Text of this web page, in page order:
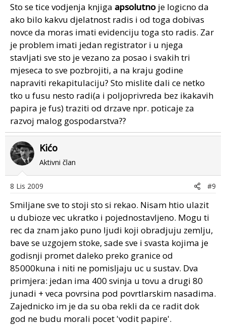
Sto se tice vodjenja knjiga apsolutno je logicno da
ako bilo kakvu djelatnost radis i od toga dobivas
novce da moras imati evidenciju toga sto radis. Zar
je problem imati jedan registrator i u njega
stavljati sve sto je vezano za posao i svakih tri
mjeseca to sve pozbrojiti, a na kraju godine
napraviti rekapitulaciju? Sto mislite dali ce netko
tko u fusu nesto radi(a i poljoprivreda bez ikakavih
papira je fus) traziti od drzave npr. poticaje za
razvoj malog gospodarstva??
Kićo
Aktivni član
8 Lis 2009 #9
Smiljane sve to stoji sto si rekao. Nisam htio ulazit
u dubioze vec ukratko i pojednostavljeno. Mogu ti
rec da znam jako puno ljudi koji obradjuju zemlju,
bave se uzgojem stoke, sade sve i svasta kojima je
godisnji promet daleko preko granice od
85000kuna i niti ne pomisljaju uc u sustav. Dva
primjera: jedan ima 400 svinja u tovu a drugi 80
junadi + veca povrsina pod povrtlarskim nasadima.
Zajednicko im je da su oba rekli da ce radit dok
god ne budu morali pocet 'vodit papire'.